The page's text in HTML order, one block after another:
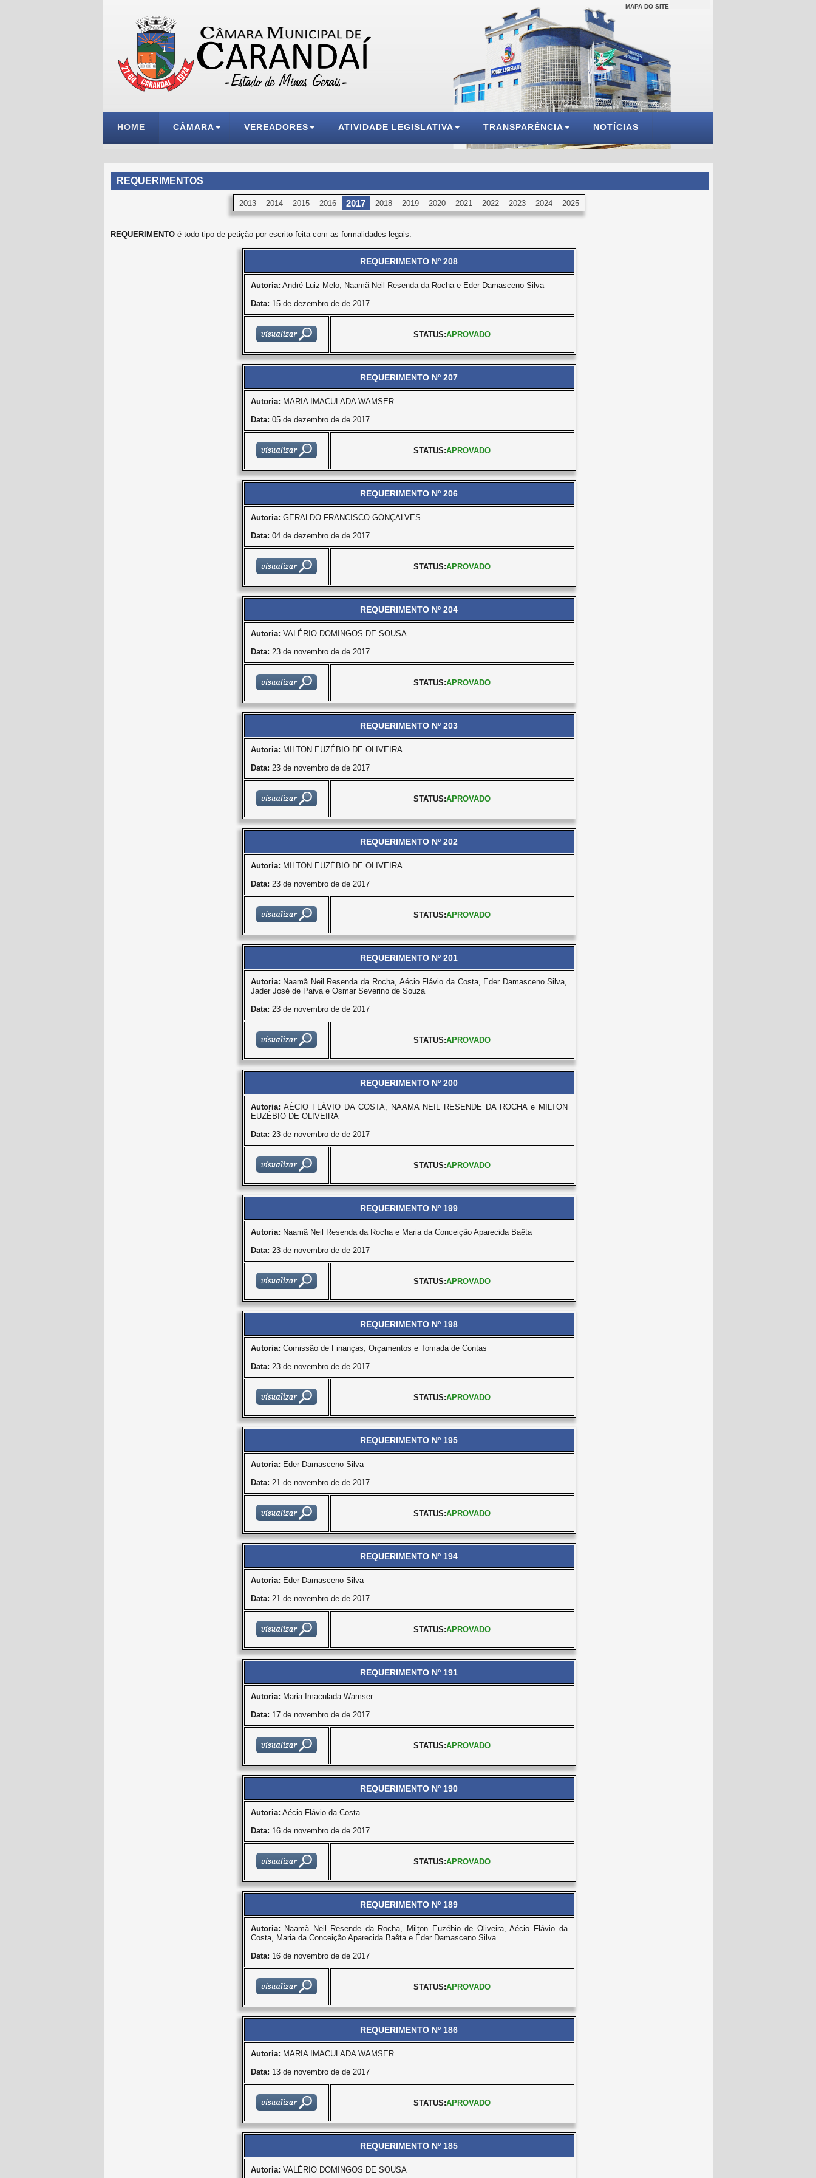
MAPA DO SITE
HOME CÂMARA VEREADORES ATIVIDADE LEGISLATIVA TRANSPARÊNCIA NOTÍCIAS
REQUERIMENTOS
2013 2014 2015 2016 2017 2018 2019 2020 2021 2022 2023 2024 2025
REQUERIMENTO é todo tipo de petição por escrito feita com as formalidades legais.
REQUERIMENTO Nº 208
Autoria: André Luiz Melo, Naamã Neil Resenda da Rocha e Eder Damasceno Silva
Data: 15 de dezembro de de 2017
STATUS:APROVADO
REQUERIMENTO Nº 207
Autoria: MARIA IMACULADA WAMSER
Data: 05 de dezembro de de 2017
STATUS:APROVADO
REQUERIMENTO Nº 206
Autoria: GERALDO FRANCISCO GONÇALVES
Data: 04 de dezembro de de 2017
STATUS:APROVADO
REQUERIMENTO Nº 204
Autoria: VALÉRIO DOMINGOS DE SOUSA
Data: 23 de novembro de de 2017
STATUS:APROVADO
REQUERIMENTO Nº 203
Autoria: MILTON EUZÉBIO DE OLIVEIRA
Data: 23 de novembro de de 2017
STATUS:APROVADO
REQUERIMENTO Nº 202
Autoria: MILTON EUZÉBIO DE OLIVEIRA
Data: 23 de novembro de de 2017
STATUS:APROVADO
REQUERIMENTO Nº 201
Autoria: Naamã Neil Resenda da Rocha, Aécio Flávio da Costa, Eder Damasceno Silva,
Jader José de Paiva e Osmar Severino de Souza
Data: 23 de novembro de de 2017
STATUS:APROVADO
REQUERIMENTO Nº 200
Autoria: AÉCIO FLÁVIO DA COSTA, NAAMA NEIL RESENDE DA ROCHA e MILTON
EUZÉBIO DE OLIVEIRA
Data: 23 de novembro de de 2017
STATUS:APROVADO
REQUERIMENTO Nº 199
Autoria: Naamã Neil Resenda da Rocha e Maria da Conceição Aparecida Baêta
Data: 23 de novembro de de 2017
STATUS:APROVADO
REQUERIMENTO Nº 198
Autoria: Comissão de Finanças, Orçamentos e Tomada de Contas
Data: 23 de novembro de de 2017
STATUS:APROVADO
REQUERIMENTO Nº 195
Autoria: Eder Damasceno Silva
Data: 21 de novembro de de 2017
STATUS:APROVADO
REQUERIMENTO Nº 194
Autoria: Eder Damasceno Silva
Data: 21 de novembro de de 2017
STATUS:APROVADO
REQUERIMENTO Nº 191
Autoria: Maria Imaculada Wamser
Data: 17 de novembro de de 2017
STATUS:APROVADO
REQUERIMENTO Nº 190
Autoria: Aécio Flávio da Costa
Data: 16 de novembro de de 2017
STATUS:APROVADO
REQUERIMENTO Nº 189
Autoria: Naamã Neil Resende da Rocha, Milton Euzébio de Oliveira, Aécio Flávio da
Costa, Maria da Conceição Aparecida Baêta e Éder Damasceno Silva
Data: 16 de novembro de de 2017
STATUS:APROVADO
REQUERIMENTO Nº 186
Autoria: MARIA IMACULADA WAMSER
Data: 13 de novembro de de 2017
STATUS:APROVADO
REQUERIMENTO Nº 185
Autoria: VALÉRIO DOMINGOS DE SOUSA